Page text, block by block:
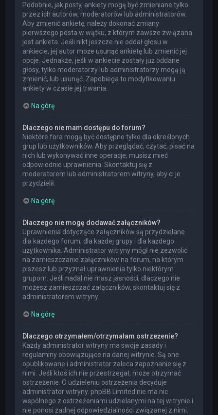
Podobnie, jak posty, ankiety mogą być zmieniane tylko
przez ich autorów, moderatorów lub administratorów.
Aby zmienić ankietę, należy dokonać zmiany
pierwszego posta w wątku, z którym zawsze związana
jest ankieta. Jeśli nikt jeszcze nie oddał głosu w
ankiecie, jej autor może usunąć ankietę lub zmienić jej
opcje. Jednakże, jeśli w ankiecie zostały już oddane
głosy, tylko moderatorzy lub administratorzy mogą ją
zmienić, lub usunąć. Zapobiega to modyfikowaniu
ankiety w czasie jej trwania.
Na górę
Dlaczego nie mam dostępu do forum?
Niektóre fora mogą być dostępne tylko dla określonych
grup lub użytkowników. Aby przeglądać, czytać, pisać na
nich lub wykonywać inne operacje, musisz mieć
odpowiednie uprawnienia. Skontaktuj się z
moderatorem lub administratorem witryny, aby ci je
przydzielił.
Na górę
Dlaczego nie mogę dodawać załączników?
Uprawnienia dotyczące załączników są przydzielane
dla każdego forum, dla każdej grupy i dla każdego
użytkownika. Administrator witryny mógł nie zezwolić
na zamieszczanie załączników na forum, na którym
piszesz lub przyznał uprawnienia tylko niektórym
grupom. Jeśli nadal nie masz jasności, dlaczego nie
możesz zamieszczać załączników, skontaktuj się z
administratorem witryny.
Na górę
Dlaczego otrzymałem/otrzymałam ostrzeżenie?
Każdy administrator witryny ma swoje zasady i
regulaminy obowiązujące na danej witrynie. Są one
opublikowane i administrator zaleca zapoznanie się z
nimi. Jeśli ktoś ich nie przestrzegał, może otrzymać
ostrzeżenie. O udzieleniu ostrzeżenia decyduje
administrator witryny. phpBB Limited nie ma nic
wspólnego z ostrzeżeniami udzielanymi na tej witrynie i
nie ponosi żadnej odpowiedzialności związanej z nimi.